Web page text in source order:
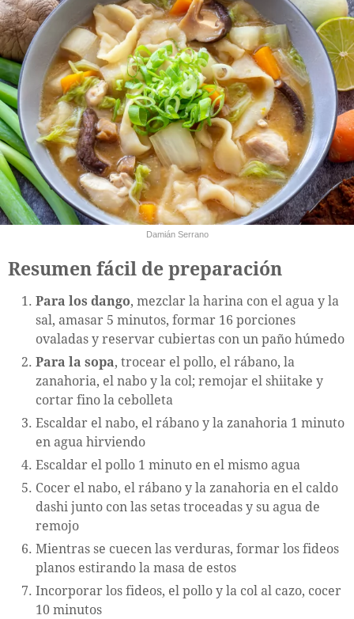
Damián Serrano
Resumen fácil de preparación
Para los dango, mezclar la harina con el agua y la
sal, amasar 5 minutos, formar 16 porciones
ovaladas y reservar cubiertas con un paño húmedo
Para la sopa, trocear el pollo, el rábano, la
zanahoria, el nabo y la col; remojar el shiitake y
cortar fino la cebolleta
Escaldar el nabo, el rábano y la zanahoria 1 minuto
en agua hirviendo
Escaldar el pollo 1 minuto en el mismo agua
Cocer el nabo, el rábano y la zanahoria en el caldo
dashi junto con las setas troceadas y su agua de
remojo
Mientras se cuecen las verduras, formar los fideos
planos estirando la masa de estos
Incorporar los fideos, el pollo y la col al cazo, cocer
10 minutos